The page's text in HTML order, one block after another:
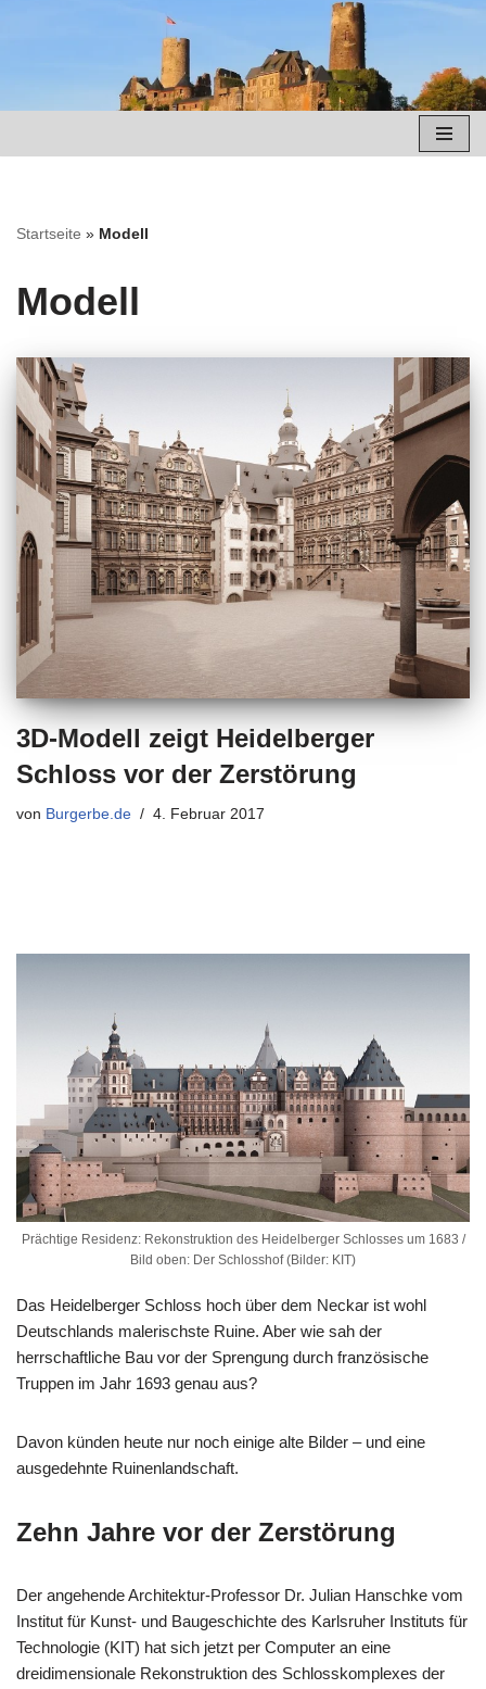
springen
Startseite » Modell
Modell
3D-Modell zeigt Heidelberger
Schloss vor der Zerstörung
von Burgerbe.de 4. Februar 2017
Prächtige Residenz: Rekonstruktion des Heidelberger Schlosses um 1683 /
Bild oben: Der Schlosshof (Bilder: KIT)
Das Heidelberger Schloss hoch über dem Neckar ist wohl
Deutschlands malerischste Ruine. Aber wie sah der
herrschaftliche Bau vor der Sprengung durch französische
Truppen im Jahr 1693 genau aus?
Davon künden heute nur noch einige alte Bilder – und eine
ausgedehnte Ruinenlandschaft.
Zehn Jahre vor der Zerstörung
Der angehende Architektur-Professor Dr. Julian Hanschke vom
Institut für Kunst- und Baugeschichte des Karlsruher Instituts für
Technologie (KIT) hat sich jetzt per Computer an eine
dreidimensionale Rekonstruktion des Schlosskomplexes der